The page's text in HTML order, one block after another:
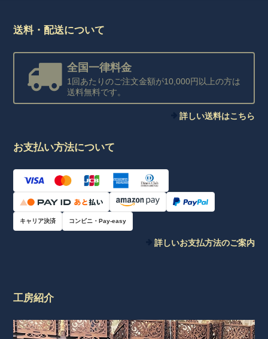
送料・配送について
全国一律料金
1回あたりのご注文金額が10,000円以上の方は
送料無料です。
詳しい送料はこちら
お支払い方法について
キャリア決済 コンビニ・Pay-easy
詳しいお支払方法のご案内
工房紹介